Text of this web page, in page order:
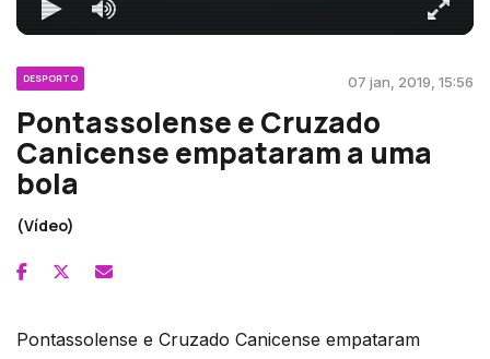
DESPORTO 07 jan, 2019, 15:56
Pontassolense e Cruzado
Canicense empataram a uma
bola
(Vídeo)
Pontassolense e Cruzado Canicense empataram